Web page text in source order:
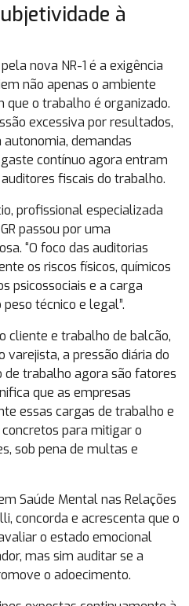
à
nova NR-1 é a exigência
não apenas o ambiente
que o trabalho é organizado.
excessiva por resultados,
demandas
contínuo agora entram
fiscais do trabalho.
profissional especializada
passou por uma
“O foco das auditorias
os riscos físicos, químicos
psicossociais e a carga
técnico e legal”.
cliente e trabalho de balcão,
a pressão diária do
trabalho agora são fatores
que as empresas
essas cargas de trabalho e
para mitigar o
sob pena de multas e
Saúde Mental nas Relações
concorda e acrescenta que o
o estado emocional
mas sim auditar se a
o adoecimento.